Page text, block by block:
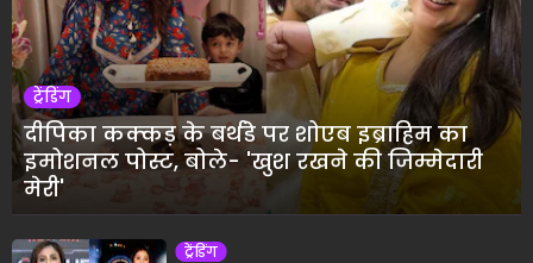
ट्रेंडिंग
दीपिका कक्कड़ के बर्थडे पर शोएब इब्राहिम का
इमोशनल पोस्ट, बोले- 'खुश रखने की जिम्मेदारी
मेरी'
ट्रेंडिंग